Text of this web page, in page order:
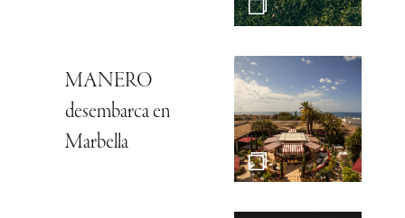
MANERO
desembarca en
Marbella